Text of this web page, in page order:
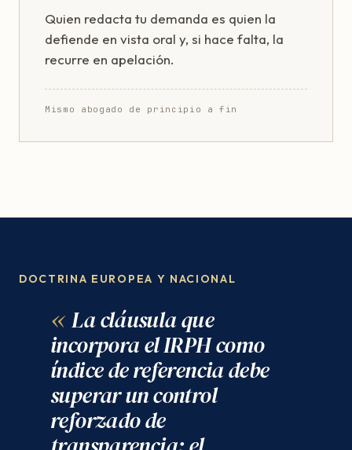
Quien redacta tu demanda es quien la
defiende en vista oral y, si hace falta, la
recurre en apelación.
Mismo abogado de principio a fin
DOCTRINA EUROPEA Y NACIONAL
La cláusula que
incorpora el IRPH como
índice de referencia debe
superar un control
reforzado de